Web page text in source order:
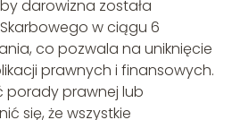
darowizna została
w ciągu 6
co pozwala na uniknięcie
prawnych i finansowych.
porady prawnej lub
się, że wszystkie